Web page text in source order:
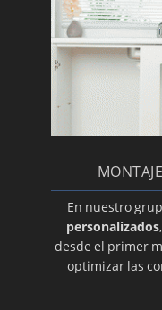
Venta de
Expertos en la
Instalación de
Repuestos:
acondicionado
Aire
Reparación
Cassettes
Conductos
Aire
En nuestro
personalizados
desde el primer
optimizar las